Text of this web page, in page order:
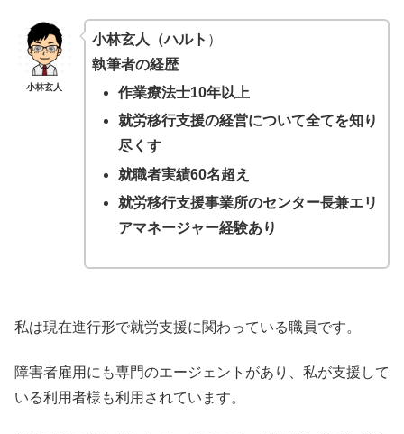
小林玄人
小林玄人（ハルト ）
執筆者の経歴
作業療法士10年以上
就労移行支援の経営について全てを知り
尽くす
就職者実績60名超え
就労移行支援事業所のセンター長兼エリ
アマネージャー経験あり
私は現在進行形で就労支援に関わっている職員です。
障害者雇用にも専門のエージェントがあり、私が支援して
いる利用者様も利用されています。